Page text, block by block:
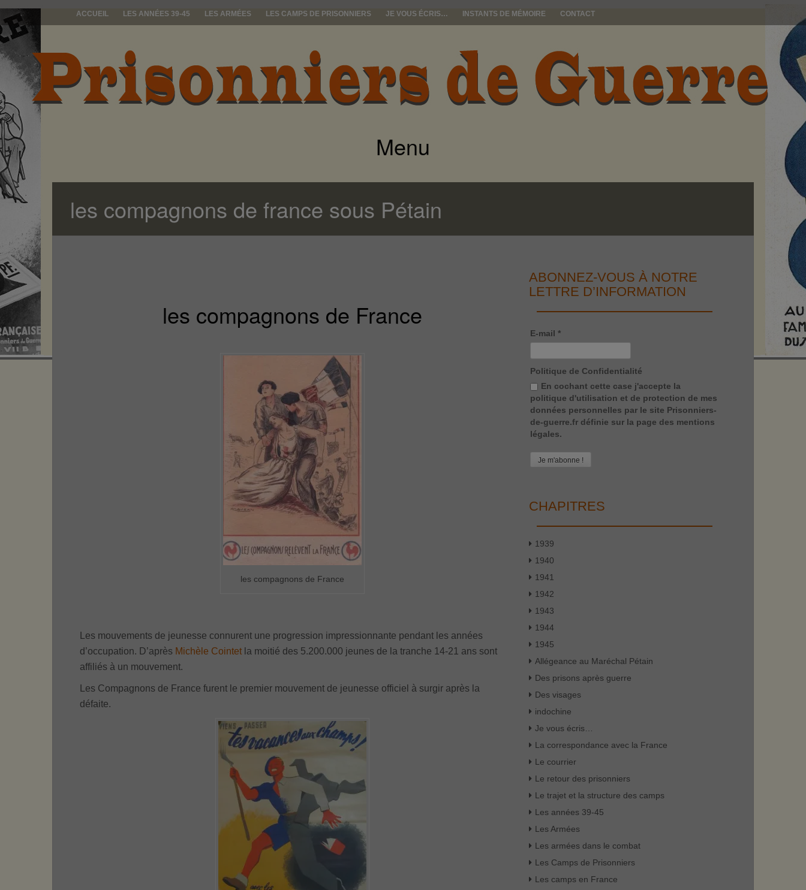
ACCUEIL LES ANNÉES 39-45 LES ARMÉES LES CAMPS DE PRISONNIERS JE VOUS ÉCRIS… INSTANTS DE MÉMOIRE CONTACT
prisonniers de guerre
Menu
CONTENU
les compagnons de france sous Pétain
les compagnons de France
les compagnons de France
Les mouvements de jeunesse connurent une progression impressionnante pendant les années
d’occupation. D’après Michèle Cointetla moitié des 5.200.000 jeunes de la tranche 14-21 ans sont
affiliés à un mouvement.
Les Compagnons de France furent le premier mouvement de jeunesse officiel à surgir après la
défaite.
ABONNEZ-VOUS À NOTRE
LETTRE D’INFORMATION
E-mail *
Politique de Confidentialité
En cochant cette case j'accepte la
politique d'utilisation et de protection de mes
données personnelles par le site Prisonniers-
de-guerre.fr définie sur la page des mentions
légales.
CHAPITRES
1939
1940
1941
1942
1943
1944
1945
Allégeance au Maréchal Pétain
Des prisons après guerre
Des visages
indochine
Je vous écris…
La correspondance avec la France
Le courrier
Le retour des prisonniers
Le trajet et la structure des camps
Les années 39-45
Les Armées
Les armées dans le combat
Les Camps de Prisonniers
Les camps en France